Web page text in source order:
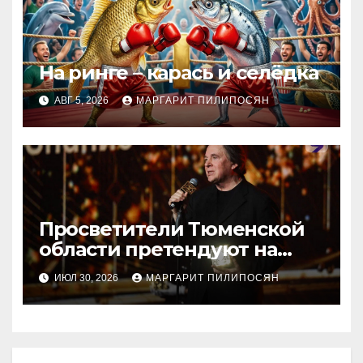
На ринге – карась и селёдка
АВГ 5, 2026 МАРГАРИТ ПИЛИПОСЯН
Просветители Тюменской
области претендуют на
награду Знание.Премия
ИЮЛ 30, 2026 МАРГАРИТ ПИЛИПОСЯН